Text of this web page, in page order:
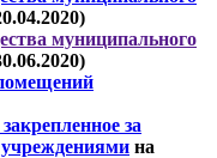
муниципального
за
на